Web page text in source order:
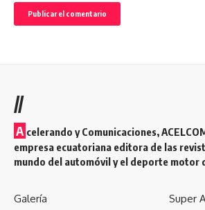
//
A celerando y Comunicaciones,
empresa ecuatoriana editora de las
mundo del automóvil y el deporte motor
Galería
Super